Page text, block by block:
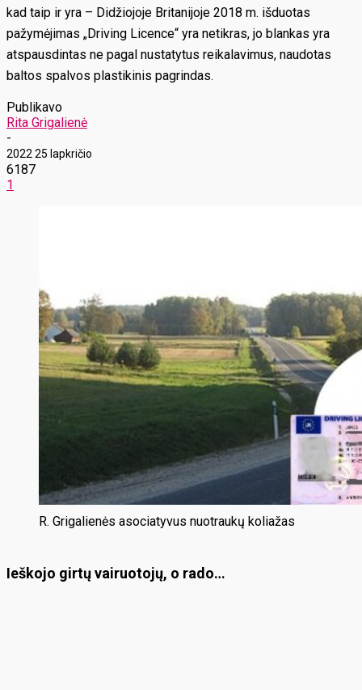
kad taip ir yra – Didžiojoje Britanijoje 2018 m. išduotas
pažymėjimas „Driving Licence“ yra netikras, jo blankas yra
atspausdintas ne pagal nustatytus reikalavimus, naudotas
baltos spalvos plastikinis pagrindas.
Publikavo
Rita Grigalienė
-
2022 25 lapkričio
6187
1
R. Grigalienės asociatyvus nuotraukų koliažas
Ieškojo girtų vairuotojų, o rado…